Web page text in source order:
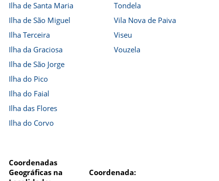
Ilha de Santa Maria
Ilha de São Miguel
Ilha Terceira
Ilha da Graciosa
Ilha de São Jorge
Ilha do Pico
Ilha do Faial
Ilha das Flores
Ilha do Corvo
Tondela
Vila Nova de Paiva
Viseu
Vouzela
Coordenadas
Geográficas na
Coordenada: